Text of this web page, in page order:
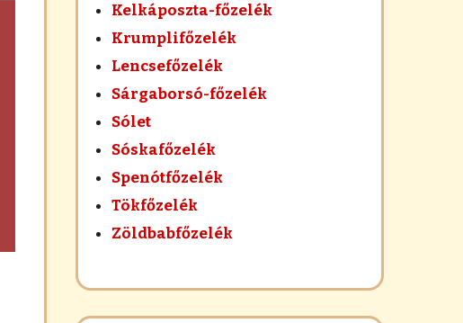
Kelkáposzta-főzelék
Krumplifőzelék
Lencsefőzelék
Sárgaborsó-főzelék
Sólet
Sóskafőzelék
Spenótfőzelék
Tökfőzelék
Zöldbabfőzelék